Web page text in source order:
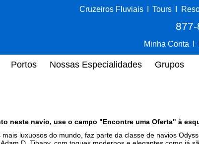
Cruzeiros Fluviais Tours
Minha Conta
Portos Nossas Especialidades Grupos
neste navio, use o campo "Encontre uma Oferta" à
luxuosos do mundo, faz parte da classe de navios